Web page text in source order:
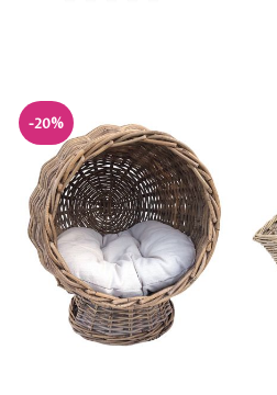
-20%